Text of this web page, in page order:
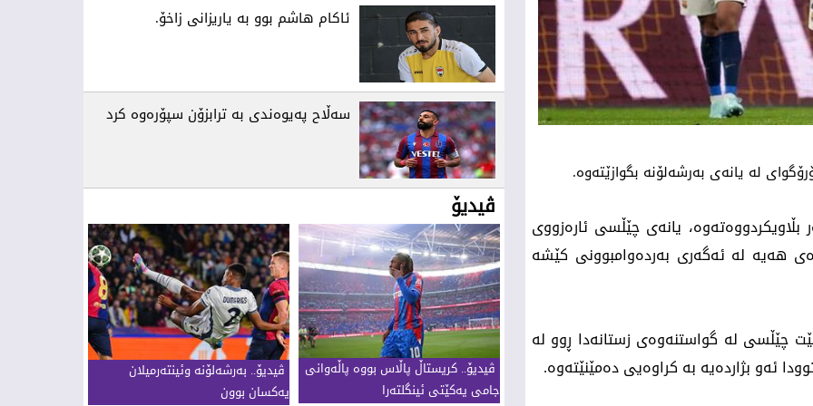
لە یانەی بەرشەلۆنە بگوازێتەوە.
بڵاویکردووەتەوە، یانەی چێڵسی ئارەزووی
هەیە لە ئەگەری بەردەوامبوونی کێشە
چێڵسی لە گواستنەوەی زستانەدا ڕوو لە
ئەو بژاردەیە بە کراوەیی دەمێنێتەوە.
ئاکام هاشم بوو بە یاریزانی زاخۆ.
سەڵاح پەیوەندی بە ترابزۆن سپۆرەوە کرد
ڤیدیۆ
ڤیدیۆ.. كریستاڵ پاڵاس بووە پاڵەوانی
جامی یەكێتی ئینگلتەرا
ڤیدیۆ.. بەرشەلۆنە وئینتەرمیلان
یەکسان بوون